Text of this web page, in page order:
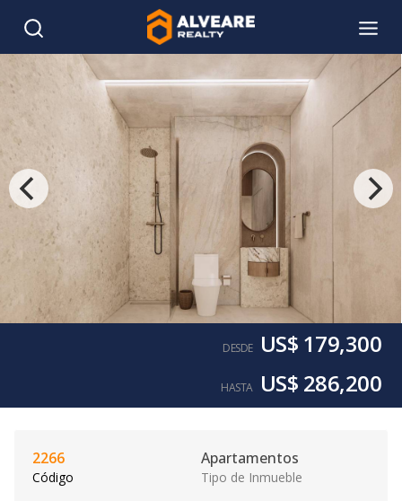
DESDE US$ 179,300
HASTA US$ 286,200
2266
Código
Apartamentos
Tipo de Inmueble